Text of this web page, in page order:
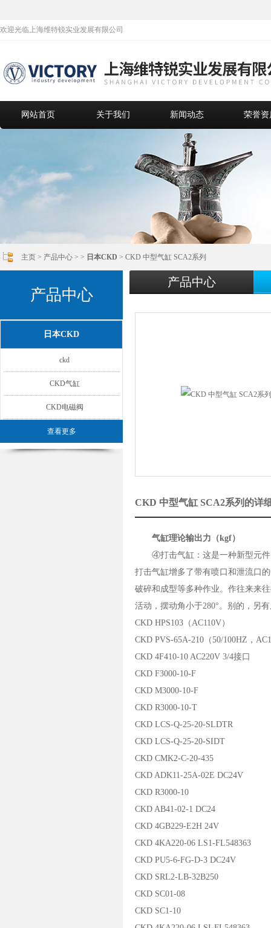
欢迎光临上海维特锐实业发展有限公司
网站首页 关于我们 新闻动态 荣誉资
主页 > 产品中心 > > 日本CKD > CKD 中型气缸 SCA2系列
产品中心
日本CKD
ckd
CKD气缸
CKD电磁阀
查看更多
产品中心
CKD 中型气缸 SCA2系列的详
气缸理论输出力（kgf）
④打击气缸：这是一种新型元件
打击气缸增多了带有喷口和泄流口
破碎和成型等多种作业。作往来来
活动，摆动角小于280°。别的，另
CKD HPS103（AC110V）
CKD PVS-65A-210（50/100HZ，
CKD 4F410-10 AC220V 3/4接口
CKD F3000-10-F
CKD M3000-10-F
CKD R3000-10-T
CKD LCS-Q-25-20-SLDTR
CKD LCS-Q-25-20-SIDT
CKD CMK2-C-20-435
CKD ADK11-25A-02E DC24V
CKD R3000-10
CKD AB41-02-1 DC24
CKD 4GB229-E2H 24V
CKD 4KA220-06 LS1-FL548363
CKD PU5-6-FG-D-3 DC24V
CKD SRL2-LB-32B250
CKD SC01-08
CKD SC1-10